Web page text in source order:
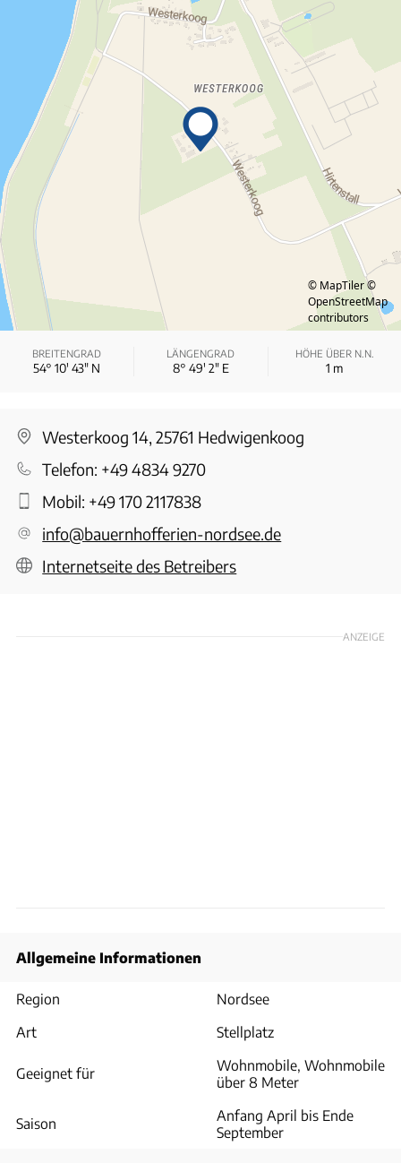
© MapTiler ©
OpenStreetMap
contributors
BREITENGRAD
54° 10′ 43″ N
LÄNGENGRAD
8° 49′ 2″ E
HÖHE ÜBER N.N.
1 m
Westerkoog 14, 25761 Hedwigenkoog
Telefon: +49 4834 9270
Mobil: +49 170 2117838
info@bauernhofferien-nordsee.de
Internetseite des Betreibers
ANZEIGE
Allgemeine Informationen
Region
Nordsee
Art
Stellplatz
Geeignet für
Wohnmobile, Wohnmobile
über 8 Meter
Saison
Anfang April bis Ende
September